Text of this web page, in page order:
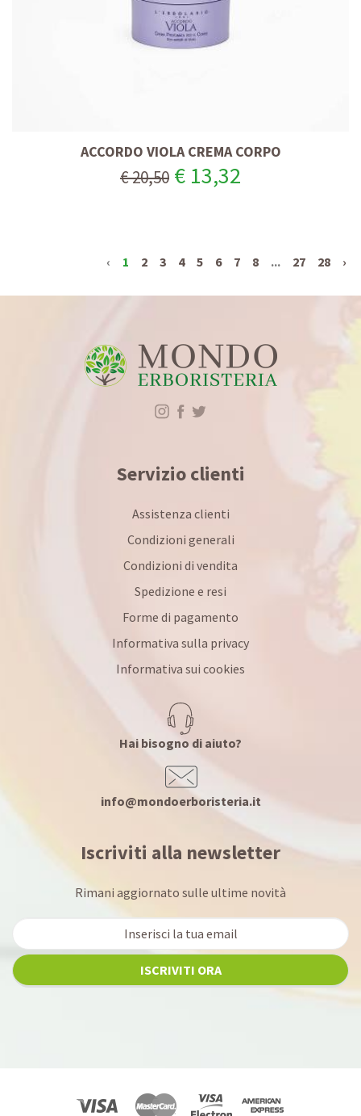
ACCORDO VIOLA CREMA CORPO
€ 20,50 € 13,32
‹ 1 2 3 4 5 6 7 8 ... 27 28 ›
Servizio clienti
Assistenza clienti
Condizioni generali
Condizioni di vendita
Spedizione e resi
Forme di pagamento
Informativa sulla privacy
Informativa sui cookies
Hai bisogno di aiuto?
info@mondoerboristeria.it
Iscriviti alla newsletter
Rimani aggiornato sulle ultime novità
ISCRIVITI ORA